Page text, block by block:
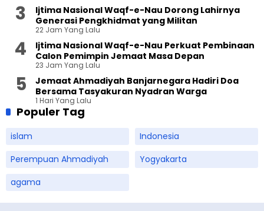
Ijtima Nasional Waqf-e-Nau Dorong Lahirnya
Generasi Pengkhidmat yang Militan
22 Jam Yang Lalu
Ijtima Nasional Waqf-e-Nau Perkuat Pembinaan
Calon Pemimpin Jemaat Masa Depan
23 Jam Yang Lalu
Jemaat Ahmadiyah Banjarnegara Hadiri Doa
Bersama Tasyakuran Nyadran Warga
1 Hari Yang Lalu
Populer Tag
islam
Indonesia
Perempuan Ahmadiyah
Yogyakarta
agama